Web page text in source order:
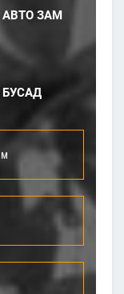
АВТО ЗАМ
БУСАД